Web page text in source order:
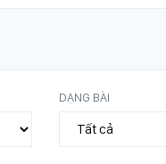
DẠNG BÀI